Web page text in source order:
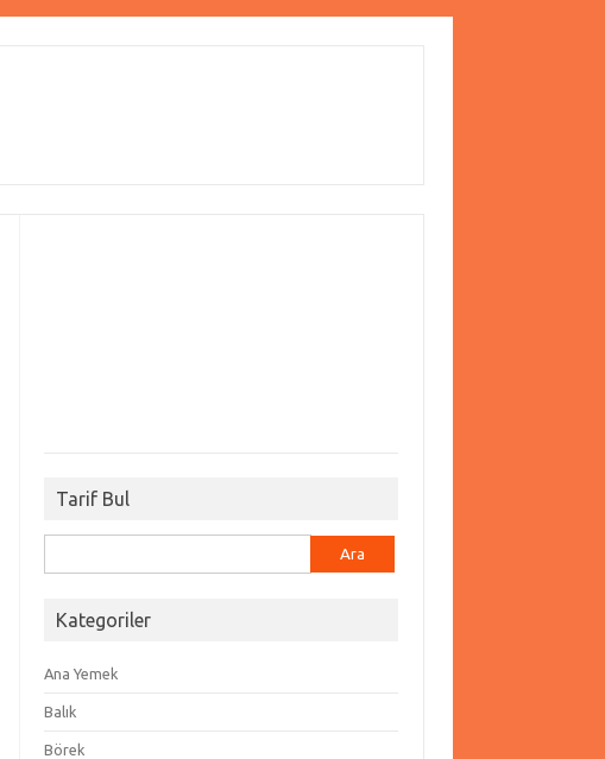
Tarif Bul
Kategoriler
Ana Yemek
Balık
Börek